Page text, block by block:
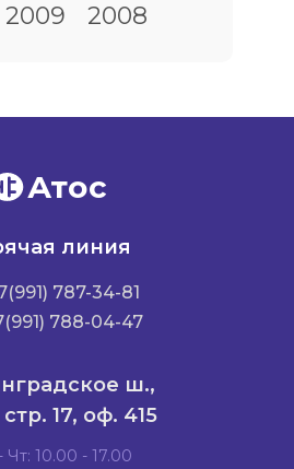
2009 2008
Атос
линия
787-34-81
788-04-47
ш.,
17, оф. 415
Чт: 10.00 - 17.00